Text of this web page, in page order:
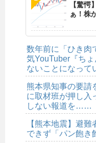
【驚愕
ぁ！株
数年前に「ひき肉
気YouTuber『ち
ないことになって
熊本県知事の要請
に取材班が押し入
しない報道を……
【熊本地震】避
できず「パン飽き